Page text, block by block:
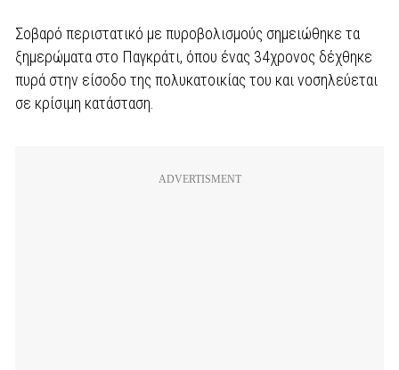
Σοβαρό περιστατικό με πυροβολισμούς σημειώθηκε τα
ξημερώματα στο Παγκράτι, όπου ένας 34χρονος δέχθηκε
πυρά στην είσοδο της πολυκατοικίας του και νοσηλεύεται
σε κρίσιμη κατάσταση.